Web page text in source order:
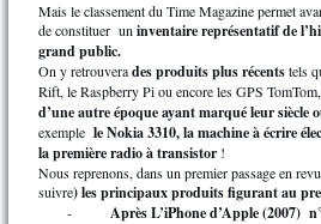
Mais le classement du Time Magazine permet
de constituer un inventaire représentatif de
grand public.
On y retrouverades produits plus récentstels
Rift, le Raspberry Pi ou encore les GPS
d’une autre époque ayant marqué leur siècle
exemple le Nokia 3310, la machine à écrire
la première radio à transistor !
Nous reprenons, dans un premier passage en
suivre) les principaux produits figurant au
- Après L’iPhone d’Apple (2007)